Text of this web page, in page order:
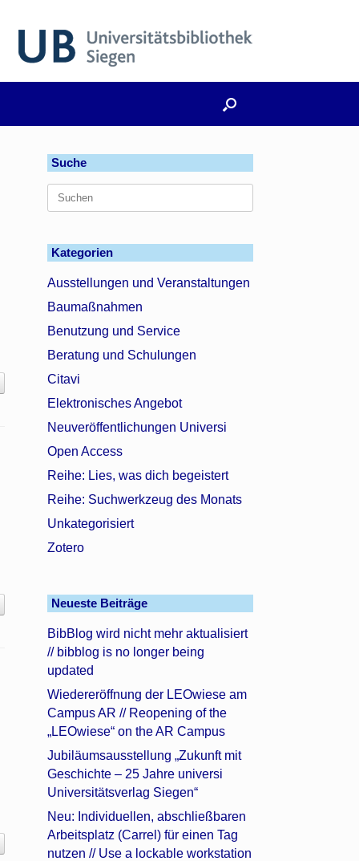
Suche
Suchen
Kategorien
Ausstellungen und Veranstaltungen
Baumaßnahmen
Benutzung und Service
Beratung und Schulungen
Citavi
Elektronisches Angebot
Neuveröffentlichungen Universi
Open Access
Reihe: Lies, was dich begeistert
Reihe: Suchwerkzeug des Monats
Unkategorisiert
Zotero
Neueste Beiträge
BibBlog wird nicht mehr aktualisiert
// bibblog is no longer being
updated
Wiedereröffnung der LEOwiese am
Campus AR // Reopening of the
„LEOwiese“ on the AR Campus
Jubiläumsausstellung „Zukunft mit
Geschichte – 25 Jahre universi
Universitätsverlag Siegen“
Neu: Individuellen, abschließbaren
Arbeitsplatz (Carrel) für einen Tag
nutzen // Use a lockable workstation